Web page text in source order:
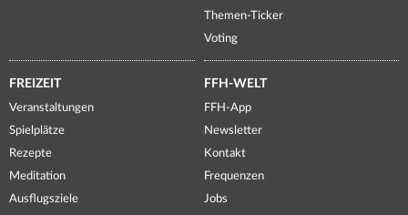
Themen-Ticker
Voting
FREIZEIT
Veranstaltungen
Spielplätze
Rezepte
Meditation
Ausflugsziele
FFH-WELT
FFH-App
Newsletter
Kontakt
Frequenzen
Jobs